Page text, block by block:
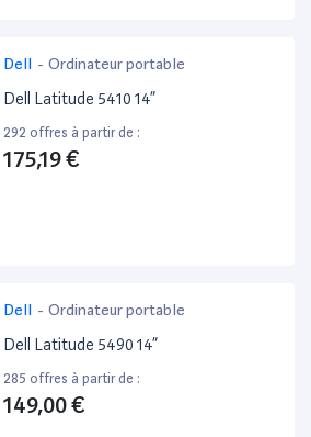
Dell - Ordinateur portable
Dell Latitude 5410 14”
292 offres à partir de :
175,19 €
Dell - Ordinateur portable
Dell Latitude 5490 14”
285 offres à partir de :
149,00 €